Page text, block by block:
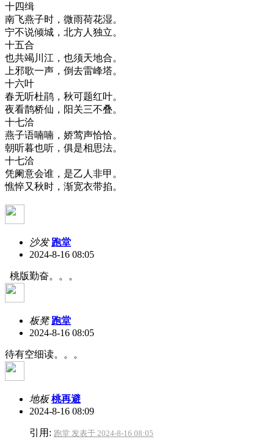
十四缉
南飞燕子时，微雨荷花湿。
宁不说倾城，北方人独立。
十五合
也共竭川江，也须天地合。
上邪歌一声，倒去雷峰塔。
十六叶
春无听杜鹃，秋可题红叶。
夜看鹊桥仙，阳关三不叠。
十七洽
燕子语喃喃，娇莺声恰恰。
朝听暮也听，俱是相思法。
十七洽
凭阑意会谁，是乙人非甲。
憔悴又秋时，渐宽衣带掐。
沙发 跑堂
2024-8-16 08:05
桃版勤奋。。。
板凳 跑堂
2024-8-16 08:05
待有空细读。。。
地板 桃再避
2024-8-16 08:09
引用: 跑堂 发表于 2024-8-16 08:05